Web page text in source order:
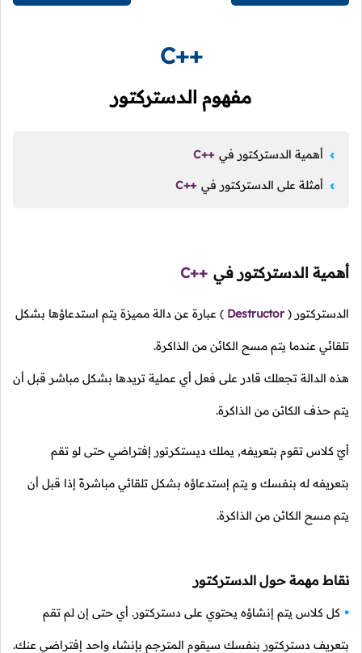
C++
مفهوم الدستركتور
أهمية الدستركتور في C++
أمثلة على الدستركتور في C++
أهمية الدستركتور في C++
الدستركتور (
Destructor
) عبارة عن دالة مميزة يتم استدعاؤها بشكل
تلقائي عندما يتم مسح الكائن من الذاكرة.
هذه الدالة تجعلك قادر على فعل أي عملية تريدها بشكل مباشر قبل أن
يتم حذف الكائن من الذاكرة.
أيّ كلاس تقوم بتعريفه, يملك ديستكرتور إفتراضي حتى لو تقم
بتعريفه له بنفسك و يتم إستدعاؤه بشكل تلقائي مباشرةً إذا قبل أن
يتم مسح الكائن من الذاكرة.
نقاط مهمة حول الدستركتور
كل كلاس يتم إنشاؤه يحتوي على دستركتور. أي حتى إن لم تقم
بتعريف دستركتور بنفسك سيقوم المترجم بإنشاء واحد إفتراضي عنك.